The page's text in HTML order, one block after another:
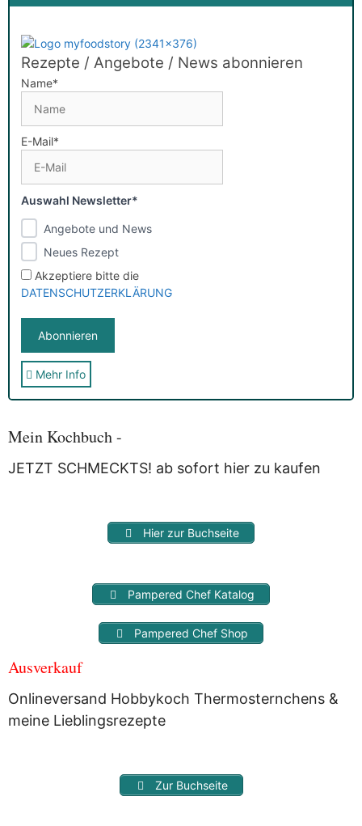
Rezepte / Angebote / News abonnieren
Name*
E-Mail*
Auswahl Newsletter*
Angebote und News
Neues Rezept
Akzeptiere bitte die
DATENSCHUTZERKLÄRUNG
Sie erhalten nach der Anmeldung eine E-Mail, in der Sie um
Speicherung und Verarbeitung Deiner Daten durch
Myfoodstory einverstanden. Deine Daten werden
Dritte weitergegeben und dienen nur für diesen Service!
Mehr Info
Mein Kochbuch -
JETZT SCHMECKTS! ab sofort hier zu kaufen
Hier zur Buchseite
Pampered Chef Katalog
Pampered Chef Shop
Ausverkauf
Onlineversand Hobbykoch Thermosternchens &
meine Lieblingsrezepte
Zur Buchseite